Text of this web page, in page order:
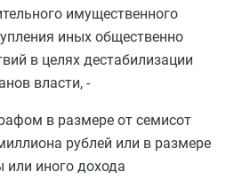
имущественного
иных общественно
в целях дестабилизации
власти, -
в размере от семисот
рублей или в размере
или иного дохода